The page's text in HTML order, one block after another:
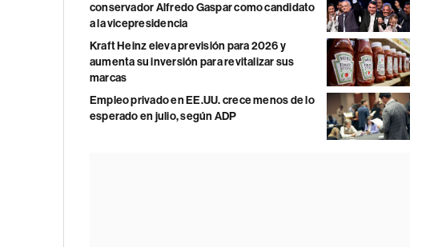
conservador Alfredo Gaspar como candidato
a la vicepresidencia
Kraft Heinz eleva previsión para 2026 y
aumenta su inversión para revitalizar sus
marcas
Empleo privado en EE.UU. crece menos de lo
esperado en julio, según ADP